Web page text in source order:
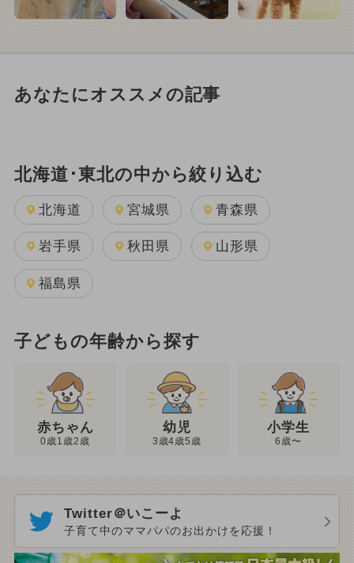
あなたにオススメの記事
北海道･東北の中から絞り込む
北海道 宮城県 青森県
岩手県 秋田県 山形県
福島県
子どもの年齢から探す
赤ちゃん
0歳1歳2歳
幼児
3歳4歳5歳
小学生
6歳〜
Twitter＠いこーよ
子育て中のママパパのお出かけを応援！